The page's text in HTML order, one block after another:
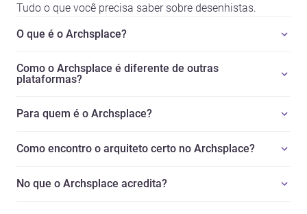
Tudo o que você precisa saber sobre desenhistas.
O que é o Archsplace?
Como o Archsplace é diferente de outras
plataformas?
Para quem é o Archsplace?
Como encontro o arquiteto certo no Archsplace?
No que o Archsplace acredita?